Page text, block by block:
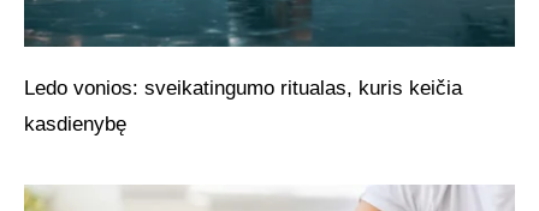
Ledo vonios: sveikatingumo ritualas, kuris keičia
kasdienybę